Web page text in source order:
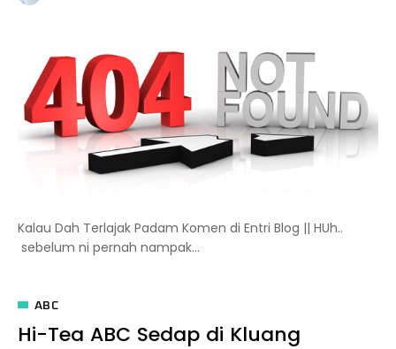
Kalau Dah Terlajak Padam Komen di Entri Blog || HUh..
sebelum ni pernah nampak...
ABC
Hi-Tea ABC Sedap di Kluang